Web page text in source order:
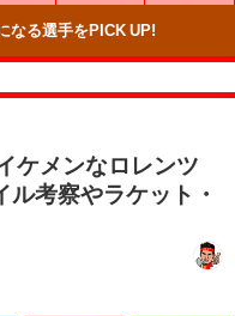
なる選手をPICK UP!
ケメンなロレンツ
ル考察やラケット・